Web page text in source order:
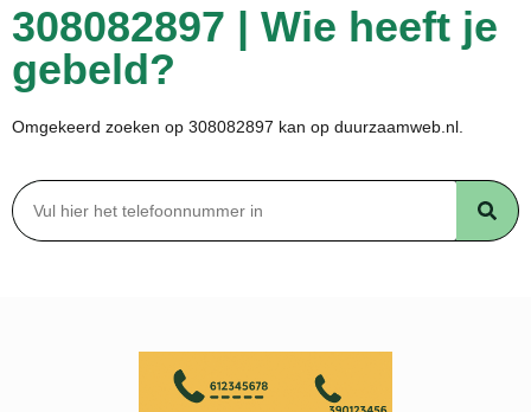
308082897 | Wie heeft je
gebeld?
Omgekeerd zoeken op 308082897 kan op duurzaamweb.nl.